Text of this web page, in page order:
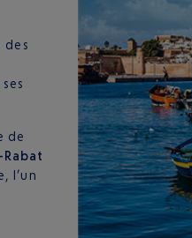
des
de
l’un